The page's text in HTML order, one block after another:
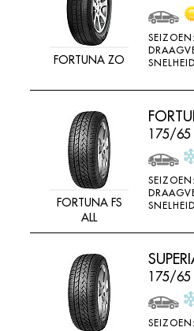
FORTUNA ZO
FORTUNA FS
ALL
175/65
175/65